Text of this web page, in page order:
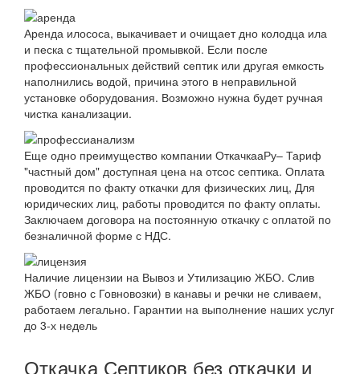
Аренда илососа, выкачивает и очищает дно колодца ила
и песка с тщательной промывкой. Если после
профессиональных действий септик или другая емкость
наполнились водой, причина этого в неправильной
установке оборудования. Возможно нужна будет ручная
чистка канализации.
Еще одно преимущество компании ОткачкааРу– Тариф
"частный дом" доступная цена на отсос септика. Оплата
проводится по факту откачки для физических лиц, Для
юридических лиц, работы проводится по факту оплаты.
Заключаем договора на постоянную откачку с оплатой по
безналичной форме с НДС.
Наличие лицензии на Вывоз и Утилизацию ЖБО. Слив
ЖБО (говно с Говновозки) в канавы и речки не сливаем,
работаем легально. Гарантии на выполнение наших услуг
до 3-х недель
Откачка Септиков без откачки и